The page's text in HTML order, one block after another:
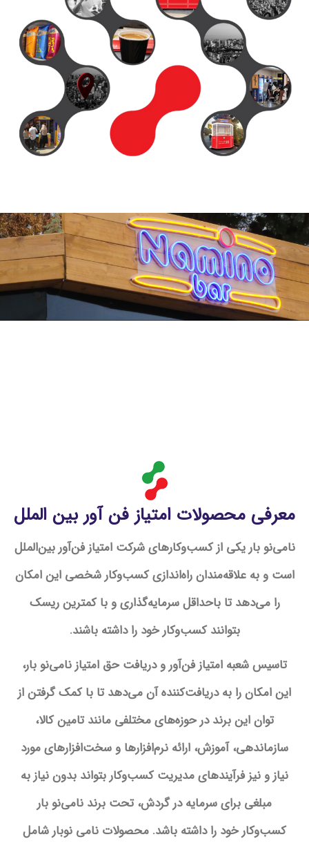
معرفی محصولات امتیاز فن آور بین الملل
نامی‌نو باریکی از کسب‌وکارهای شرکت امتیاز فن‌آور بین‌الملل
است و به علاقه‌مندان راه‌اندازی کسب‌وکار شخصی این امکان
را می‌دهد تا باحداقل سرمایه‌گذاری و با کمترین ریسک
بتوانند کسب‌وکار خود را داشته باشند.
تاسیس شعبه امتیاز فن‌آور و دریافت حق امتیاز نامی‌نو بار،
این امکان را به دریافت‌کننده آن می‌دهد تا با کمک گرفتن از
توان این برند در حوزه‌های مختلفی مانند تامین کالا‌،
سازماندهی، آموزش، ارائه نرم‌افزارها و سخت‌افزارهای مورد
نیاز و نیز فرآیندهای مدیریت کسب‌وکار بتواند بدون نیاز به
مبلغی برای سرمایه در گردش، تحت برند نامی‌نو بار
کسب‌وکار خود را داشته باشد. محصولات نامی نوبار شامل